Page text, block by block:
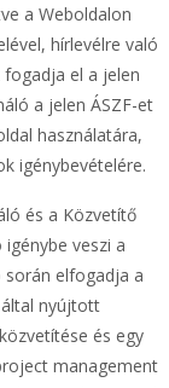
a Weboldalon
hírlevélre való
el a jelen
a jelen ÁSZF-et
használatára,
igénybevételére.
és a Közvetítő
veszi a
elfogadja a
nyújtott
és egy
management